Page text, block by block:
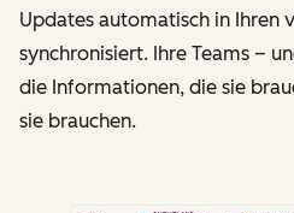
Updates automatisch in Ihren
synchronisiert. Ihre Teams –
die Informationen, die sie
sie brauchen.